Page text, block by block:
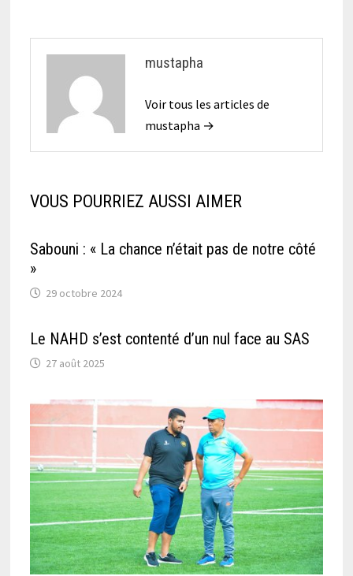
mustapha
Voir tous les articles de
mustapha →
VOUS POURRIEZ AUSSI AIMER
Sabouni : « La chance n’était pas de notre côté
»
29 octobre 2024
Le NAHD s’est contenté d’un nul face au SAS
27 août 2025